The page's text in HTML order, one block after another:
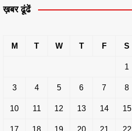
ख़बर ढूंढें
M T W T F S
1
3 4 5 6 7 8
10 11 12 13 14 15
17 18 19 20 21 22